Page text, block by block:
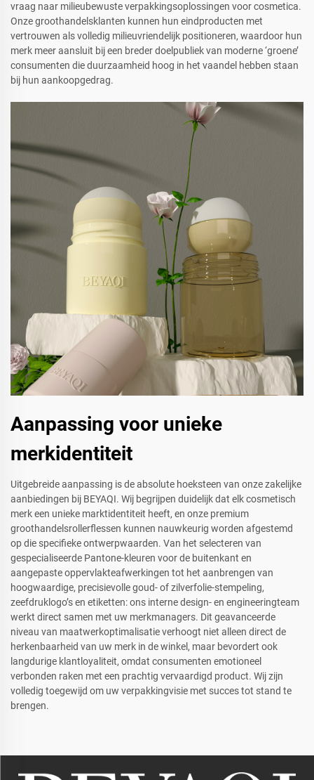
vraag naar milieubewuste verpakkingsoplossingen voor cosmetica.
Onze groothandelsklanten kunnen hun eindproducten met
vertrouwen als volledig milieuvriendelijk positioneren, waardoor hun
merk meer aansluit bij een breder doelpubliek van moderne ‘groene’
consumenten die duurzaamheid hoog in het vaandel hebben staan
bij hun aankoopgedrag.
Aanpassing voor unieke
merkidentiteit
Uitgebreide aanpassing is de absolute hoeksteen van onze zakelijke
aanbiedingen bij BEYAQI. Wij begrijpen duidelijk dat elk cosmetisch
merk een unieke marktidentiteit heeft, en onze premium
groothandelsrollerflessen kunnen nauwkeurig worden afgestemd
op die specifieke ontwerpwaarden. Van het selecteren van
gespecialiseerde Pantone-kleuren voor de buitenkant en
aangepaste oppervlakteafwerkingen tot het aanbrengen van
hoogwaardige, precisievolle goud- of zilverfolie-stempeling,
zeefdruklogo’s en etiketten: ons interne design- en engineeringteam
werkt direct samen met uw merkmanagers. Dit geavanceerde
niveau van maatwerkoptimalisatie verhoogt niet alleen direct de
herkenbaarheid van uw merk in de winkel, maar bevordert ook
langdurige klantloyaliteit, omdat consumenten emotioneel
verbonden raken met een prachtig vervaardigd product. Wij zijn
volledig toegewijd om uw verpakkingvisie met succes tot stand te
brengen.